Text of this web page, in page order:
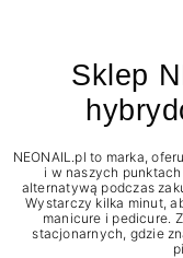
Sklep
NEONAIL.pl to marka,
i w naszych
alternatywą podczas
Wystarczy kilka minut,
manicure i pedicure.
stacjonarnych, gdzie